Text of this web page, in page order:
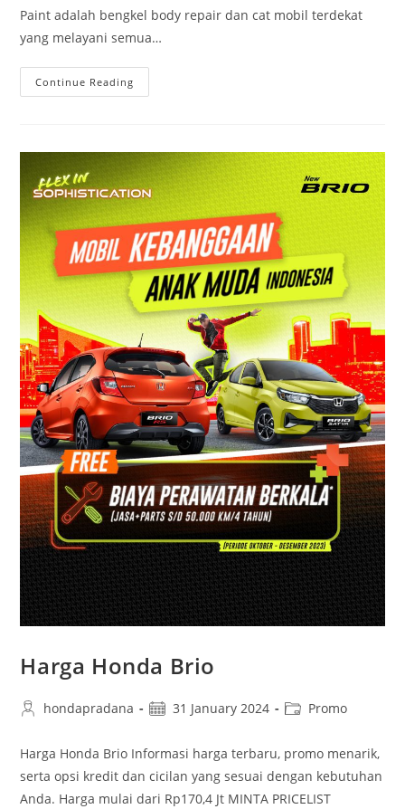
Paint adalah bengkel body repair dan cat mobil terdekat
yang melayani semua…
Continue Reading
Harga Honda Brio
hondapradana 31 January 2024 Promo
Harga Honda Brio Informasi harga terbaru, promo menarik,
serta opsi kredit dan cicilan yang sesuai dengan kebutuhan
Anda. Harga mulai dari Rp170,4 Jt MINTA PRICELIST